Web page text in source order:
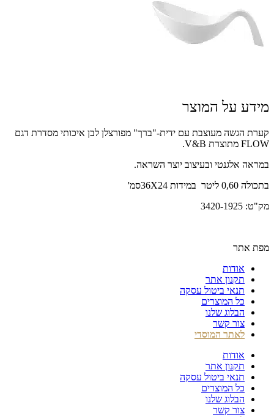
מידע על המוצר
קערת הגשה מעוצבת עם ידית-"ברך" מפורצלן לבן איכותי מסדרת דגם
FLOW מתוצרת V&B.
במראה אלגנטי ובעיצוב יוצר השראה.
בתכולה 0,60 ליטר במידות 36X24סמ'
מק"ט: 3420-1925
מפת אתר
אודות
תקנון אתר
תנאי ביטול עסקה
כל המוצרים
הבלוג שלנו
צור קשר
לאתר המוסדי
אודות
תקנון אתר
תנאי ביטול עסקה
כל המוצרים
הבלוג שלנו
צור קשר